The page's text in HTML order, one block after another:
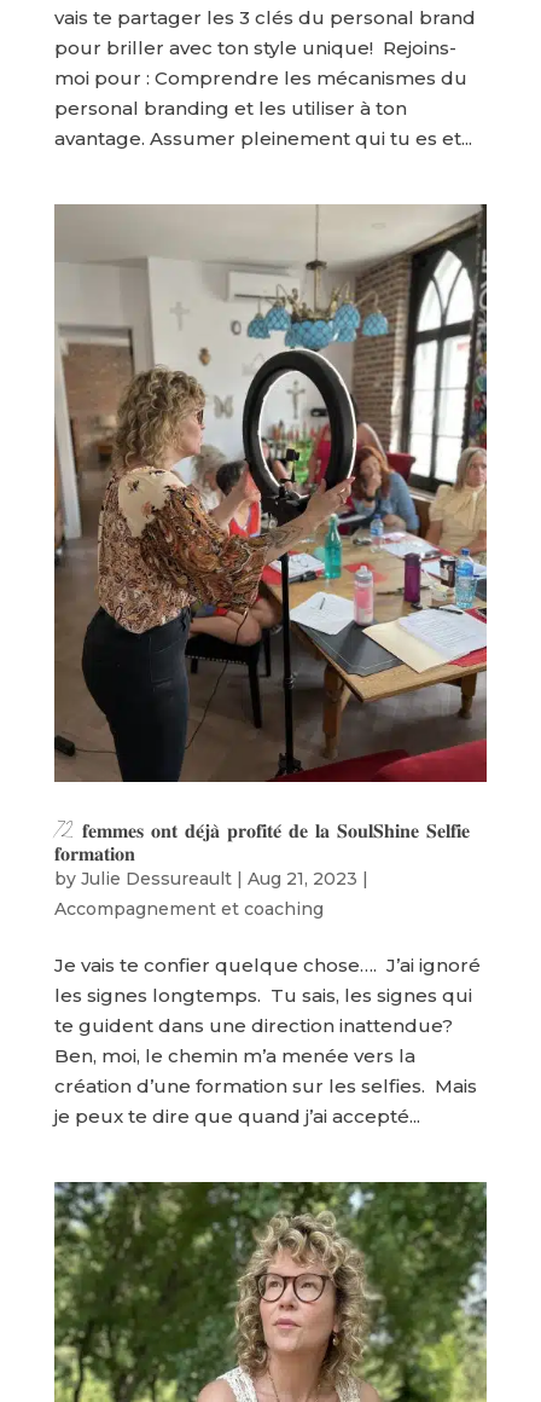
vais te partager les 3 clés du personal brand
pour briller avec ton style unique! ​ Rejoins-
moi pour : Comprendre les mécanismes du
personal branding et les utiliser à ton
avantage. Assumer pleinement qui tu es et...
72 𝐟𝐞𝐦𝐦𝐞𝐬 𝐨𝐧𝐭 𝐝𝐞́𝐣𝐚̀ 𝐩𝐫𝐨𝐟𝐢𝐭𝐞́ 𝐝𝐞 𝐥𝐚 𝐒𝐨𝐮𝐥𝐒𝐡𝐢𝐧𝐞 𝐒𝐞𝐥𝐟𝐢𝐞
𝐟𝐨𝐫𝐦𝐚𝐭𝐢𝐨𝐧 ​
by Julie Dessureault| Aug 21, 2023 |
Accompagnement et coaching
Je vais te confier quelque chose…. ​ J’ai ignoré
les signes longtemps. ​ Tu sais, les signes qui
te guident dans une direction inattendue? ​
Ben, moi, le chemin m’a menée vers la
création d’une formation sur les selfies. ​ Mais
je peux te dire que quand j’ai accepté...